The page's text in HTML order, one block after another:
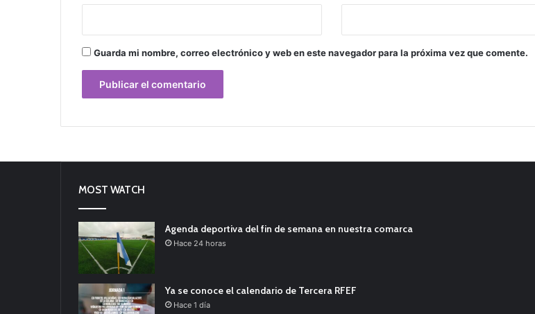
Guarda mi nombre, correo electrónico y web en este navegador para la próxima vez que comente.
MOST WATCH
Agenda deportiva del fin de semana en nuestra comarca
Hace 24 horas
Ya se conoce el calendario de Tercera RFEF
Hace 1 día